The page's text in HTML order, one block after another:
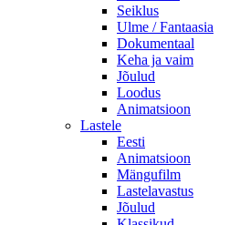
Seiklus
Ulme / Fantaasia
Dokumentaal
Keha ja vaim
Jõulud
Loodus
Animatsioon
Lastele
Eesti
Animatsioon
Mängufilm
Lastelavastus
Jõulud